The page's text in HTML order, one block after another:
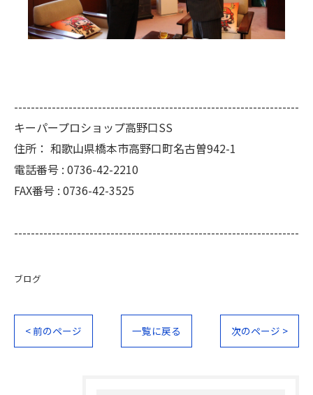
--------------------------------------------------------------------
キーパープロショップ高野口SS
住所： 和歌山県橋本市高野口町名古曽942-1
電話番号 : 0736-42-2210
FAX番号 : 0736-42-3525
--------------------------------------------------------------------
ブログ
< 前のページ 一覧に戻る 次のページ >